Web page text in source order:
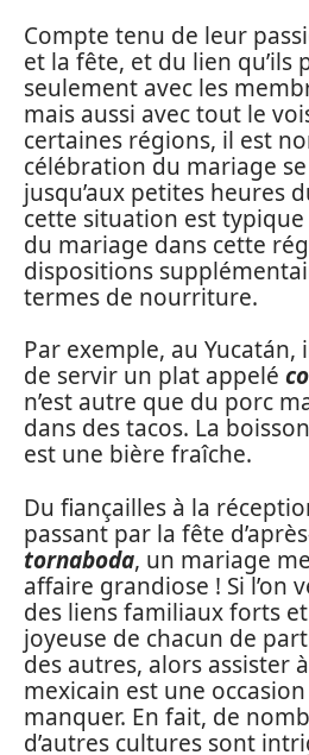
Compte tenu de leur
et la fête, et du lien qu’ils
seulement avec les
mais aussi avec tout le
certaines régions, il est
célébration du mariage
jusqu’aux petites heures
cette situation est
du mariage dans cette
dispositions
termes de nourriture.
Par exemple, au
de servir un plat appelé
n’est autre que du porc
dans des tacos. La
est une bière fraîche.
Du fiançailles à la
passant par la fête
tornaboda, un mariage
affaire grandiose ! Si l’on
des liens familiaux forts
joyeuse de chacun de
des autres, alors assister
mexicain est une
manquer. En fait, de
d’autres cultures sont